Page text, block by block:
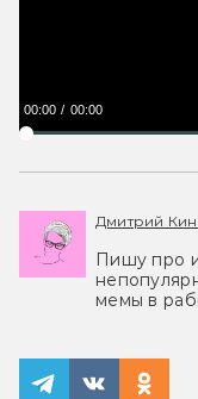
00:00 00:00
Дмитрий
Пишу про
мемы в